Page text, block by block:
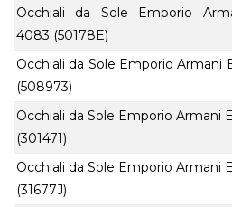
Occhiali da Sole Emporio
4083 (50178E)
Occhiali da Sole Emporio Armani
(508973)
Occhiali da Sole Emporio Armani
(301471)
Occhiali da Sole Emporio Armani
(31677J)